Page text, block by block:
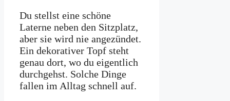
Du stellst eine schöne
Laterne neben den Sitzplatz,
aber sie wird nie angezündet.
Ein dekorativer Topf steht
genau dort, wo du eigentlich
durchgehst. Solche Dinge
fallen im Alltag schnell auf.